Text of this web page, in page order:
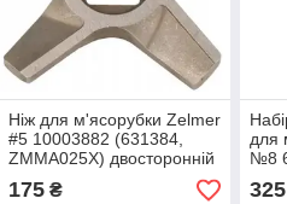
Ніж для м'ясорубки Zelmer
#5 10003882 (631384,
ZMMA025X) двосторонній
оригінал
175₴
для
№8
325